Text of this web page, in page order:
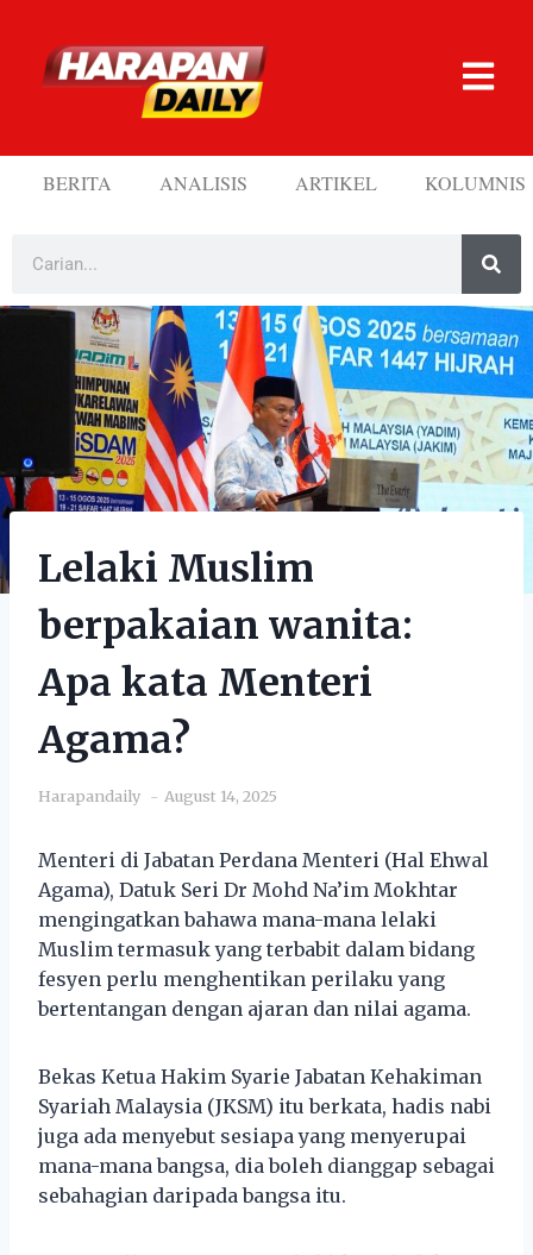
BERITA ANALISIS ARTIKEL KOLUMNIS
Lelaki Muslim
berpakaian wanita:
Apa kata Menteri
Agama?
Harapandaily August 14, 2025
Menteri di Jabatan Perdana Menteri (Hal Ehwal
Agama), Datuk Seri Dr Mohd Na’im Mokhtar
mengingatkan bahawa mana-mana lelaki
Muslim termasuk yang terbabit dalam bidang
fesyen perlu menghentikan perilaku yang
bertentangan dengan ajaran dan nilai agama.
Bekas Ketua Hakim Syarie Jabatan Kehakiman
Syariah Malaysia (JKSM) itu berkata, hadis nabi
juga ada menyebut sesiapa yang menyerupai
mana-mana bangsa, dia boleh dianggap sebagai
sebahagian daripada bangsa itu.